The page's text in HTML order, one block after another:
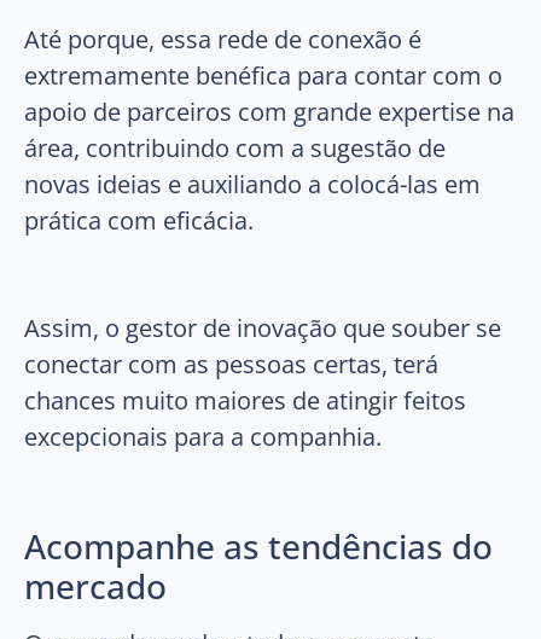
Até porque, essa rede de conexão é
extremamente benéfica para contar com o
apoio de parceiros com grande expertise na
área, contribuindo com a sugestão de
novas ideias e auxiliando a colocá-las em
prática com eficácia.
Assim, o gestor de inovação que souber se
conectar com as pessoas certas, terá
chances muito maiores de atingir feitos
excepcionais para a companhia.
Acompanhe as tendências do
mercado